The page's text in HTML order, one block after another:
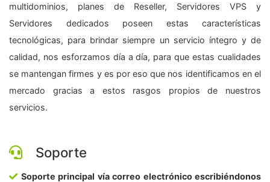
multidominios, planes de Reseller, Servidores VPS y
Servidores dedicados poseen estas características
tecnológicas, para brindar siempre un servicio íntegro y de
calidad, nos esforzamos día a día, para que estas cualidades
se mantengan firmes y es por eso que nos identificamos en el
mercado gracias a estos rasgos propios de nuestros
servicios.
Soporte
Soporte principal vía correo electrónico escribiéndonos